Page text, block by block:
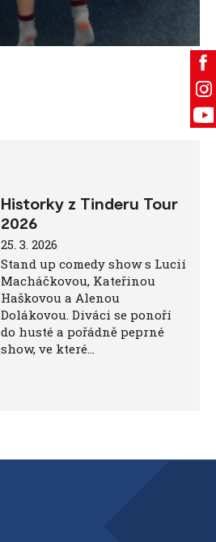
Historky z Tinderu Tour
2026
25. 3. 2026
Stand up comedy show s Lucií
Macháčkovou, Kateřinou
Haškovou a Alenou
Dolákovou. Diváci se ponoří
do husté a pořádně peprné
show, ve které…